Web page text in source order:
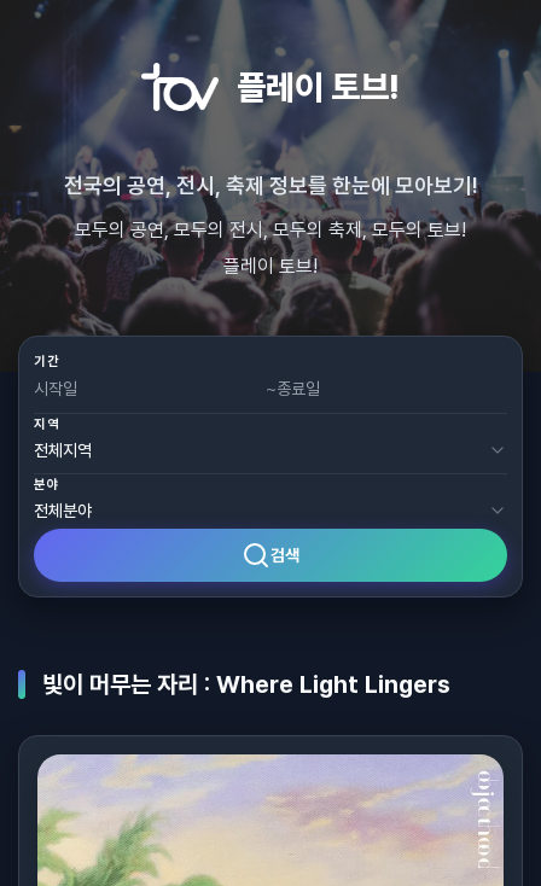
플레이 토브!
전국의 공연, 전시, 축제 정보를 한눈에 모아보기!
모두의 공연, 모두의 전시, 모두의 축제, 모두의 토브!
플레이 토브!
기간
~
지역
분야
검색
빛이 머무는 자리 : Where Light Lingers